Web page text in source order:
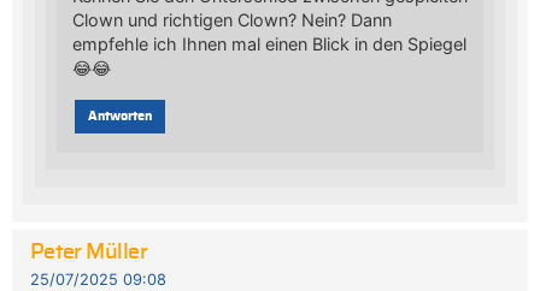
Clown und richtigen Clown? Nein? Dann
empfehle ich Ihnen mal einen Blick in den Spiegel
😂😂
Antworten
Peter Müller
25/07/2025 09:08